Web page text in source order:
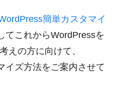
簡単カスタマイ
てこれからWordPressを
えの方に向けて、
イズ方法をご案内させて